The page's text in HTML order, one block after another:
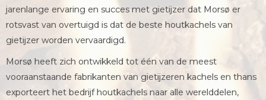
jarenlange ervaring en succes met gietijzer dat Morsø er
rotsvast van overtuigd is dat de beste houtkachels van
gietijzer worden vervaardigd.
Morsø heeft zich ontwikkeld tot één van de meest
vooraanstaande fabrikanten van gietijzeren kachels en thans
exporteert het bedrijf houtkachels naar alle werelddelen,